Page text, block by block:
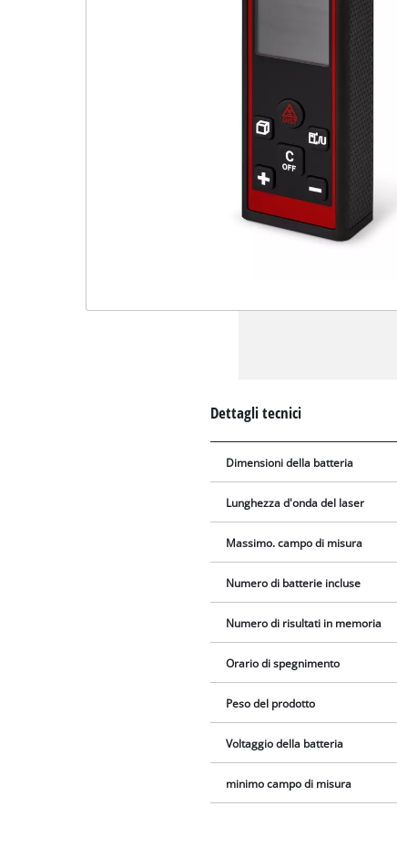
Dettagli tecnici
Dimensioni della batteria
Lunghezza d'onda del laser
Massimo. campo di misura
Numero di batterie incluse
Numero di risultati in memoria
Orario di spegnimento
Peso del prodotto
Voltaggio della batteria
minimo campo di misura